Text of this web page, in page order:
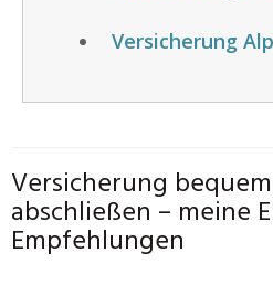
Versicherung
Versicherung
abschließen – meine
Empfehlungen